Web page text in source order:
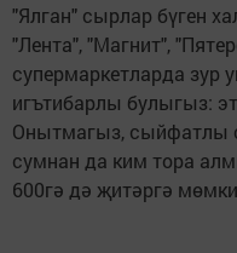
"Ялган" сырлар бүген
"Лента", "Магнит",
супермаркетларда
игътибарлы булыгыз:
Онытмагыз, сыйфатлы
сумнан да ким тора
600гә дә җитәргә